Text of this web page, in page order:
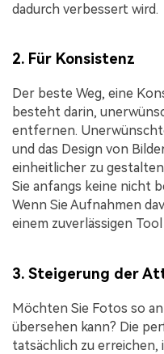
dadurch verbessert wird.
2. Für Konsistenz
Der beste Weg, eine
besteht darin,
entfernen.
und das Design von
einheitlicher zu
Sie anfangs keine nicht
Wenn Sie Aufnahmen
einem zuverlässigen
3. Steigerung der
Möchten Sie Fotos so
übersehen kann? Die
tatsächlich zu